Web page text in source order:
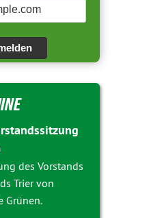
des Vorstands
Trier von
Grünen.